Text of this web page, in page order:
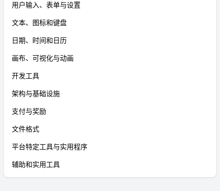
用户输入、表单与设置
文本、图标和键盘
日期、时间和日历
画布、可视化与动画
开发工具
架构与基础设施
支付与奖励
文件格式
平台特定工具与实用程序
辅助和实用工具